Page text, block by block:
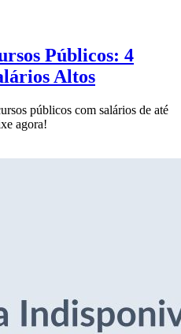
Públicos: 4
Altos
públicos com salários de até
agora!